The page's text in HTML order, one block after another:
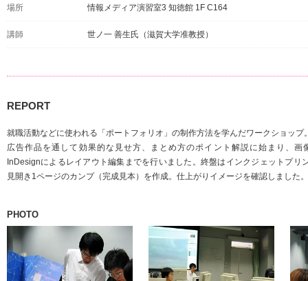
場所 情報メディア演習室3 知徳館 1F C164
講師 世ノ一 善生氏（滋賀大学准教授）
REPORT
就職活動などに使われる「ポートフォリオ」の制作方法を学んだワークショップ
広告作品を通して効果的な見せ方、まとめ方のポイント解説に始まり、画
InDesignによるレイアウト編集までを行いました。終盤はインクジェットプリ
見開き1ページのカンプ（完成見本）を作成。仕上がりイメージを確認しました。
PHOTO